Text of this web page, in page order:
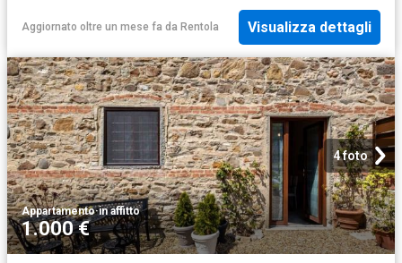
Aggiornato oltre un mese fa da Rentola Visualizza dettagli
4 foto
Appartamento·in affitto
1.000 €